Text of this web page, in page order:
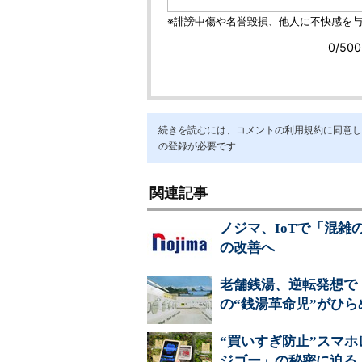
続きを読むには、コメントの利用規約に同意
の登録が必要です
関連記事
ノジマ、IoTで「混雑
の改善へ
老舗銭湯、逆転発想
の“銭湯革命児”がひ
“買いすぎ防止”スマ